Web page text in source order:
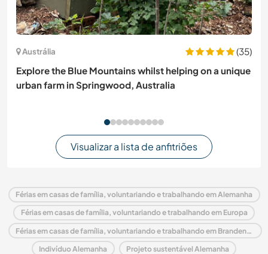
Austrália
(35)
Explore the Blue Mountains whilst helping on a unique
urban farm in Springwood, Australia
Visualizar a lista de anfitriões
Férias em casas de família, voluntariando e trabalhando em Alemanha
Férias em casas de família, voluntariando e trabalhando em Europa
Férias em casas de família, voluntariando e trabalhando em Brandenburg
Indivíduo Alemanha Projeto sustentável Alemanha